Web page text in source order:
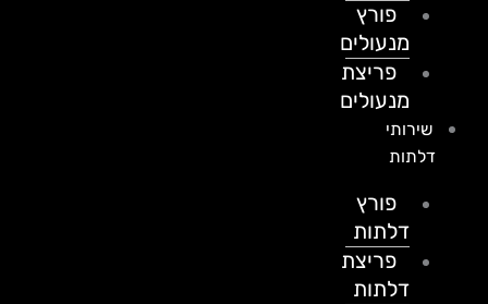
פורץ
מנעולים
פריצת
מנעולים
שירותי
דלתות
פורץ
דלתות
פריצת
דלתות